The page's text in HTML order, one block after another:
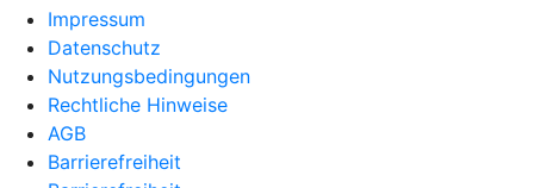
Impressum
Datenschutz
Nutzungsbedingungen
Rechtliche Hinweise
AGB
Barrierefreiheit